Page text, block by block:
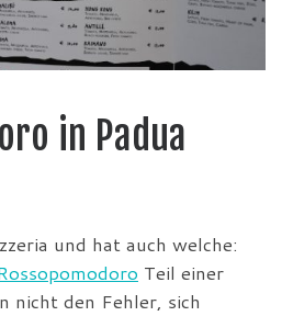
in Padua
und hat auch welche:
Teil einer
nicht den Fehler, sich